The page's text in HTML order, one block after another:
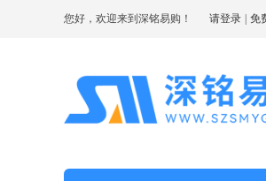
您好，欢迎来到深铭易购！ 请登录 免